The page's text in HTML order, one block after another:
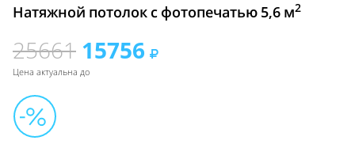
Натяжной потолок с фотопечатью 5,6 м2
25661 15756
Цена актуальна до